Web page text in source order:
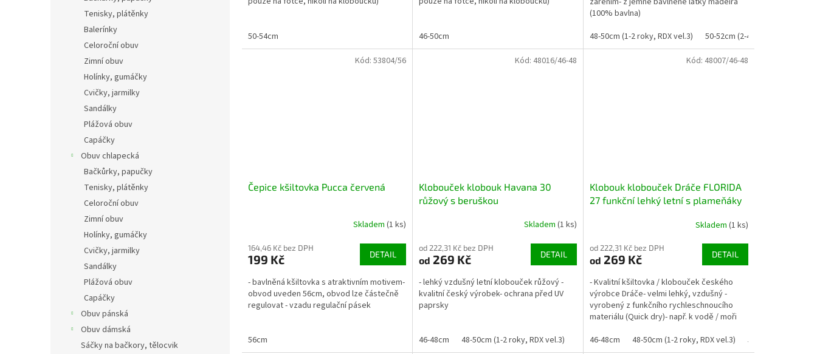
Tenisky, plátěnky
Balerínky
Celoroční obuv
Zimní obuv
Holínky, gumáčky
Cvičky, jarmilky
Sandálky
Plážová obuv
Capáčky
Obuv chlapecká
Bačkůrky, papučky
Tenisky, plátěnky
Celoroční obuv
Zimní obuv
Holínky, gumáčky
Cvičky, jarmilky
Sandálky
Plážová obuv
Capáčky
Obuv pánská
Obuv dámská
Sáčky na bačkory, tělocvik
50-54cm 46-50cm
(100% bavlna)
48-50cm (1-2 roky, RDX vel.3)
50-52cm (2-4 roky, RDX vel. 4)
Čepice kšiltovka Pucca červená
Skladem (1 ks)
164,46 Kč bez DPH
199 Kč DETAIL
- bavlněná kšiltovka s atraktivním motivem-
obvod uveden 56cm, obvod lze částečně
regulovat - vzadu regulační pásek
56cm
Kód: 53804/56
Klobouček klobouk Havana 30
růžový s beruškou
Skladem (1 ks)
od 222,31 Kč bez DPH
od 269 Kč DETAIL
- lehký vzdušný letní klobouček růžový -
kvalitní český výrobek- ochrana před UV
paprsky
46-48cm 48-50cm (1-2 roky, RDX vel.3) 50-52cm (2-4 roky, RDX vel. 4) 52-54cm (5-7 let, RDX vel.5)
Kód: 48016/46-48
Klobouk klobouček Dráče FLORIDA
27 funkční lehký letní s plameňáky
Skladem (1 ks)
od 222,31 Kč bez DPH
od 269 Kč DETAIL
- Kvalitní kšiltovka / klobouček českého
výrobce Dráče- velmi lehký, vzdušný -
vyrobený z funkčního rychleschnoucího
materiálu (Quick dry)- např. k vodě / moři
46-48cm
48-50cm (1-2 roky, RDX vel.3) 50-52cm (2-4 roky,
Kód: 48007/46-48